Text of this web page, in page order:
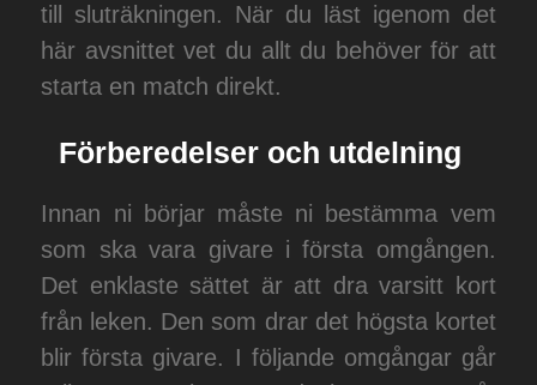
till sluträkningen. När du läst igenom det
här avsnittet vet du allt du behöver för att
starta en match direkt.
Förberedelser och utdelning
Innan ni börjar måste ni bestämma vem
som ska vara givare i första omgången.
Det enklaste sättet är att dra varsitt kort
från leken. Den som drar det högsta kortet
blir första givare. I följande omgångar går